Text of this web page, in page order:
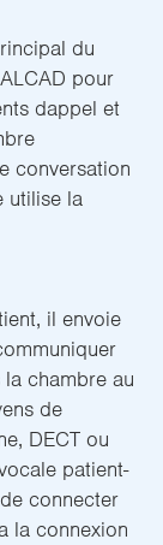
du
pour
dappel et
conversation
utilise la
il envoie
chambre au
de
DECT ou
patient-
connecter
la connexion